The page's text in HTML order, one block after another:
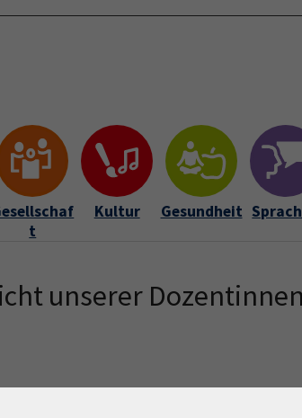
Startseite Anmeldung Über uns
t
Kultur Gesundheit
unserer